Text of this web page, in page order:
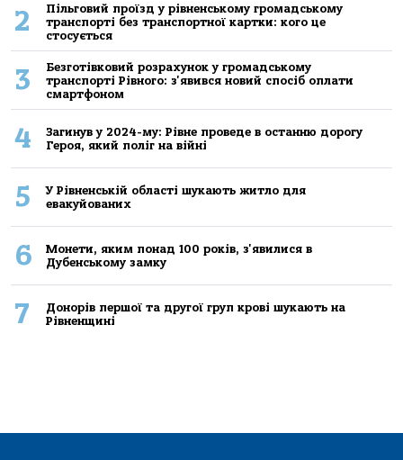
2
Пільговий проїзд у рівненському громадському
транспорті без транспортної картки: кого це
стосується
3
Безготівковий розрахунок у громадському
транспорті Рівного: з'явився новий спосіб оплати
смартфоном
4
Загинув у 2024-му: Рівне проведе в останню дорогу
Героя, який поліг на війні
5
У Рівненській області шукають житло для
евакуйованих
6
Монети, яким понад 100 років, з'явилися в
Дубенському замку
7
Донорів першої та другої груп крові шукають на
Рівненщині